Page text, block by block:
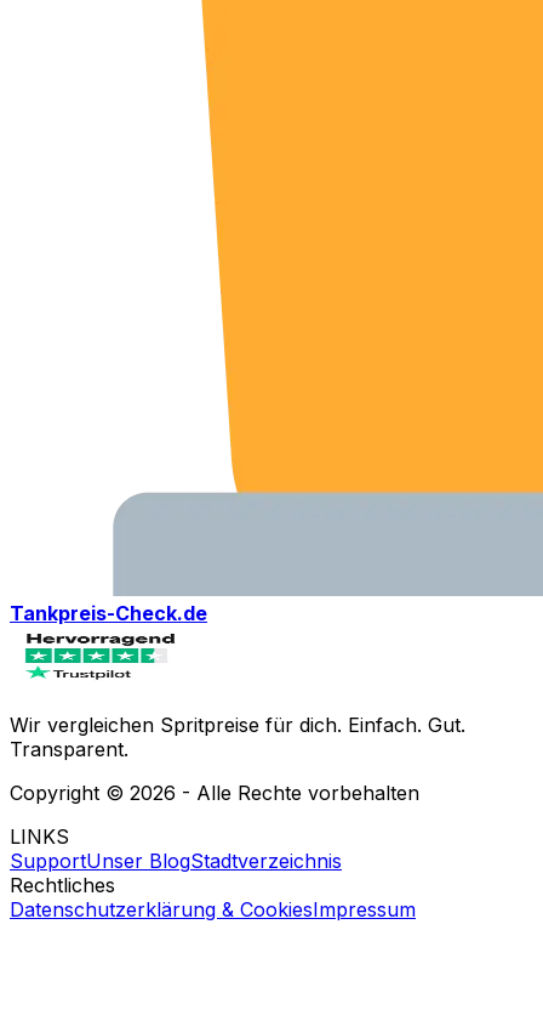
Tankpreis-Check.de
Wir vergleichen Spritpreise für dich. Einfach. Gut.
Transparent.
Copyright © 2026 - Alle Rechte vorbehalten
LINKS
SupportUnser BlogStadtverzeichnis
Rechtliches
Datenschutzerklärung & CookiesImpressum